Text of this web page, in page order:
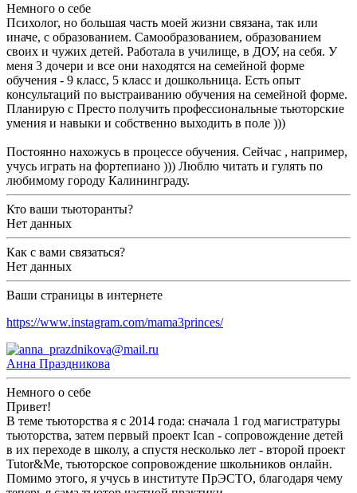
Немного о себе
Психолог, но большая часть моей жизни связана, так или
иначе, с образованием. Самообразованием, образованием
своих и чужих детей. Работала в училище, в ДОУ, на себя. У
меня 3 дочери и все они находятся на семейной форме
обучения - 9 класс, 5 класс и дошкольница. Есть опыт
консультаций по выстраиванию обучения на семейной форме.
Планирую с Престо получить профессиональные тьюторские
умения и навыки и собственно выходить в поле )))
Постоянно нахожусь в процессе обучения. Сейчас , например,
учусь играть на фортепиано ))) Люблю читать и гулять по
любимому городу Калининграду.
Кто ваши тьюторанты?
Нет данных
Как с вами связаться?
Нет данных
Ваши страницы в интернете
https://www.instagram.com/mama3princes/
Анна Праздникова
Немного о себе
Привет!
В теме тьюторства я с 2014 года: сначала 1 год магистратуры
тьюторства, затем первый проект Ican - сопровождение детей
в их переходе в школу, а спустя несколько лет - второй проект
Tutor&Me, тьюторское сопровождение школьников онлайн.
Помимо этого, я учусь в институте ПрЭСТО, благодаря чему